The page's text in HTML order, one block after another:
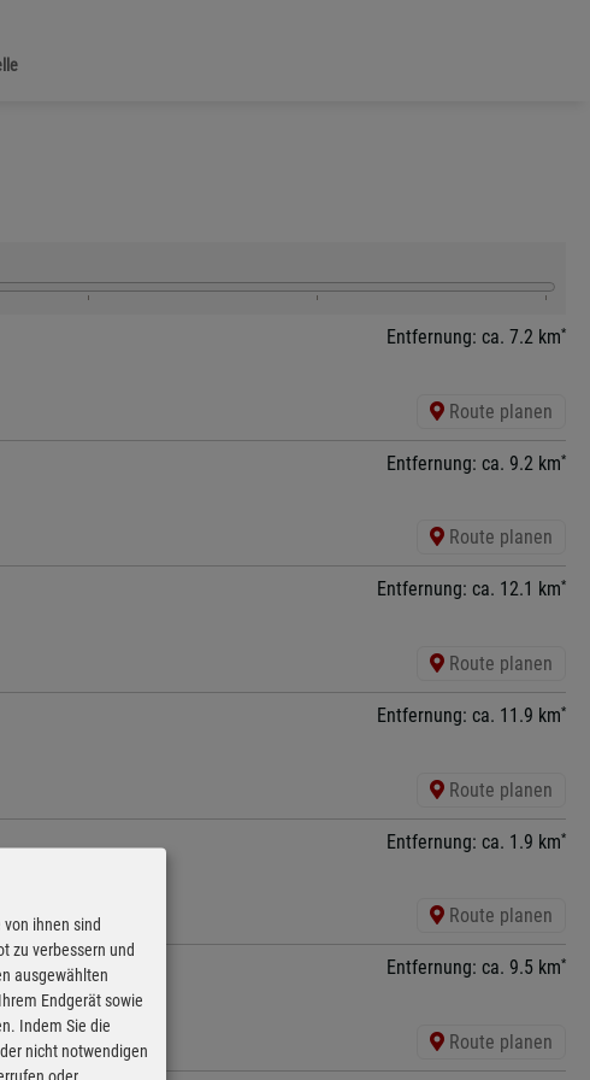
Entfernung: ca. 7.2 km*
Route planen
Entfernung: ca. 9.2 km*
Route planen
Entfernung: ca. 12.1 km*
Route planen
Entfernung: ca. 11.9 km*
Route planen
Entfernung: ca. 1.9 km*
Route planen
Entfernung: ca. 9.5 km*
Route planen
ihnen sind
zu verbessern und
ausgewählten
Endgerät sowie
Indem Sie die
nicht notwendigen
oder